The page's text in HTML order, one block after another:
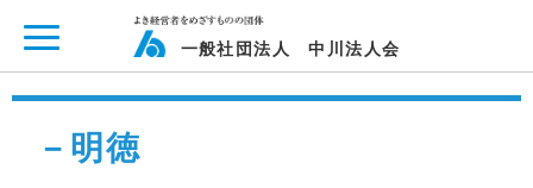
一般社団法人 中川法人会
－明徳